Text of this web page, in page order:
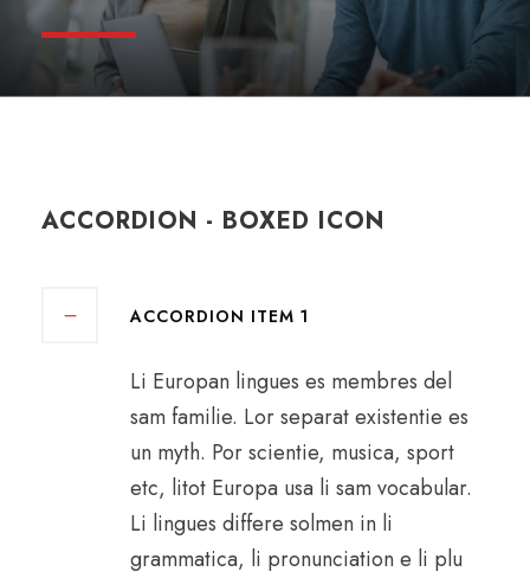
ACCORDION - BOXED ICON
ACCORDION ITEM 1
Li Europan lingues es membres del
sam familie. Lor separat existentie es
un myth. Por scientie, musica, sport
etc, litot Europa usa li sam vocabular.
Li lingues differe solmen in li
grammatica, li pronunciation e li plu